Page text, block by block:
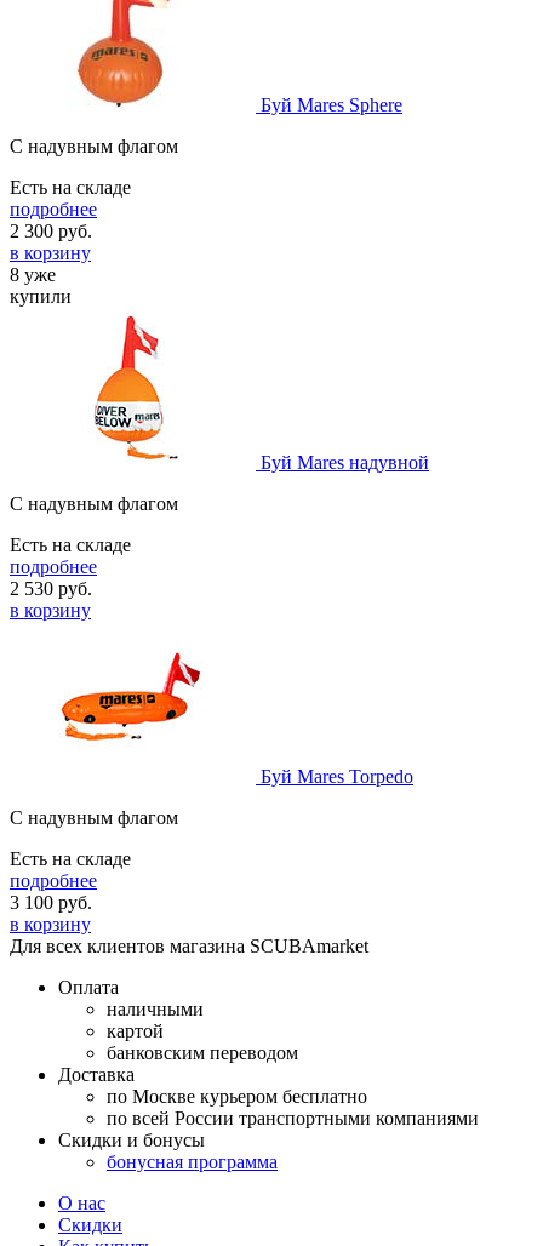
Буй Mares Sphere
С надувным флагом
Есть на складе
подробнее
2 300 руб.
в корзину
8 уже
купили
Буй Mares надувной
С надувным флагом
Есть на складе
подробнее
2 530 руб.
в корзину
Буй Mares Torpedo
С надувным флагом
Есть на складе
подробнее
3 100 руб.
в корзину
Для всех клиентов магазина SCUBAmarket
Оплата
наличными
картой
банковским переводом
Доставка
по Москве курьером бесплатно
по всей России транспортными компаниями
Скидки и бонусы
бонусная программа
О нас
Скидки